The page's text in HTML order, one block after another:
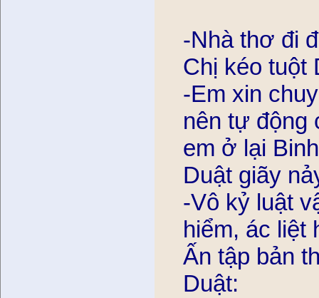
-Nhà thơ đi
Chị kéo tuột
-Em xin
nên tự động
em ở lại
Duật giãy
-Vô kỷ luật
hiểm, ác
Ấn tập bản
Duật: